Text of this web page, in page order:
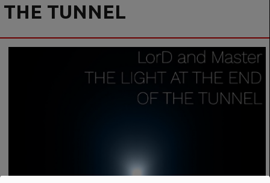
THE TUNNEL